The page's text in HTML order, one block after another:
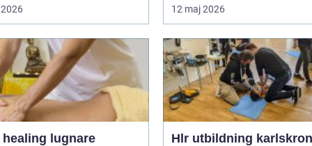
12 maj 2026
lugnare
Hlr utbildning